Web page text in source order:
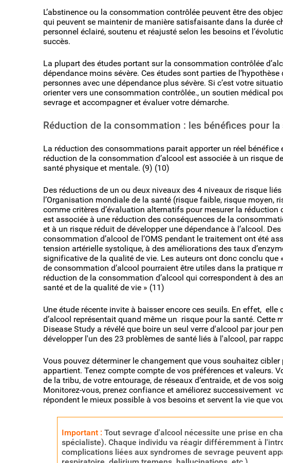
L’abstinence ou la consommation contrôlée peuvent être des
qui peuvent se maintenir de manière satisfaisante dans la durée
personnel éclairé, soutenu et réajusté selon les besoins et
succès.
La plupart des études portant sur la consommation contrôlée
dépendance moins sévère. Ces études sont parties de
personnes avec une dépendance plus sévère. Si c’est votre
orienter vers une consommation contrôlée., un soutien médical
sevrage et accompagner et évaluer votre démarche.
Réduction de la consommation : les bénéfices pour la
La réduction des consommations parait apporter un réel bénéfice
réduction de la consommation d’alcool est associée à un risque
santé physique et mentale. (9) (10)
Des réductions de un ou deux niveaux des 4 niveaux de risque
l’Organisation mondiale de la santé (risque faible, risque moyen,
comme critères d’évaluation alternatifs pour mesurer la
est associée à une réduction des conséquences de la
et à un risque réduit de développer une dépendance à l’alcool.
consommation d’alcool de l’OMS pendant le traitement ont été
tension artérielle systolique, à des améliorations des taux
significative de la qualité de vie. Les auteurs ont donc conclu que
de consommation d’alcool pourraient être utiles dans la pratique
réduction de la consommation d’alcool qui correspondent à des
santé et de la qualité de vie » (11)
Une étude récente invite à baisser encore ces seuils. En effet,
d’alcool représentait quand même un risque pour la santé. Cette
Disease Study a révélé que boire un seul verre d'alcool par jour
développer l'un des 23 problèmes de santé liés à l'alcool, par
Vous pouvez déterminer le changement que vous souhaitez
appartient. Tenez compte compte de vos préférences et valeurs.
de la tribu, de votre entourage, de réseaux d’entraide, et de vos
Monitorez-vous, prenez confiance et améliorez successivement
répondent le mieux possible à vos besoins et servent la vie que
Important : Tout sevrage d'alcool nécessite une prise en
spécialiste). Chaque individu va réagir différemment à
complications liées aux syndromes de sevrage peuvent